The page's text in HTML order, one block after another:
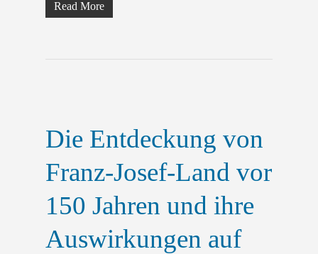
Read More
Die Entdeckung von
Franz-Josef-Land vor
150 Jahren und ihre
Auswirkungen auf